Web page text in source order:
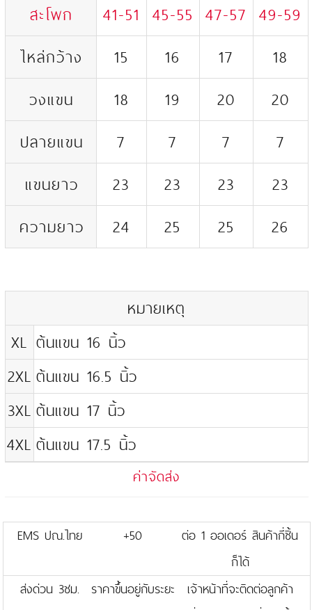
สะโพก
41-51 45-55 47-57 49-59
ไหล่กว้าง
15 16 17
18
วงแขน
18 19 20
20
ปลายแขน
7 7 7
7
แขนยาว
23 23 23
23
ความยาว
24 25 25 26
หมายเหตุ
XL ต้นแขน 16 นิ้ว
2XL ต้นแขน 16.5 นิ้ว
3XL ต้นแขน 17 นิ้ว
4XL ต้นแขน 17.5 นิ้ว
ค่าจัดส่ง
EMS ปณ.ไทย +50
ต่อ 1 ออเดอร์ สินค้ากี่ชิ้น
ก็ได้
ส่งด่วน 3ชม.
ราคาขึ้นอยู่กับระยะ
เจ้าหน้าที่จะติดต่อลูกค้า